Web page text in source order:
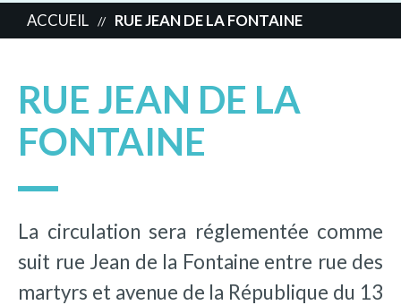
ACCUEIL // RUE JEAN DE LA FONTAINE
RUE JEAN DE LA
FONTAINE
La circulation sera réglementée comme
suit rue Jean de la Fontaine entre rue des
martyrs et avenue de la République du 13